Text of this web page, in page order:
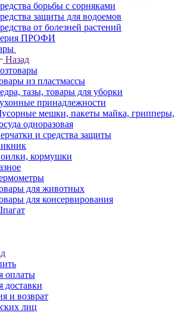
борьбы с сорняками
защиты для водоемов
от болезней растений
ПРОФИ
Назад
из пластмассы
тазы, товары для уборки
принадлежности
мешки, пакеты майка, грипперы,
одноразовая
и средства защиты
кормушки
для животных
для консервирования
оплаты
доставки
и возврат
лиц